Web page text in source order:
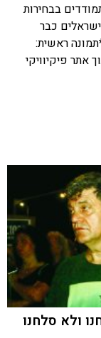
פרסמה את רשימת 51 המתמודדים בבחירות
ב-20 ביולי. יותר מ-85 אלף ישראלים כבר
ראשית:
אתר פיקיוויקי
שכחנו ולא סלחנו